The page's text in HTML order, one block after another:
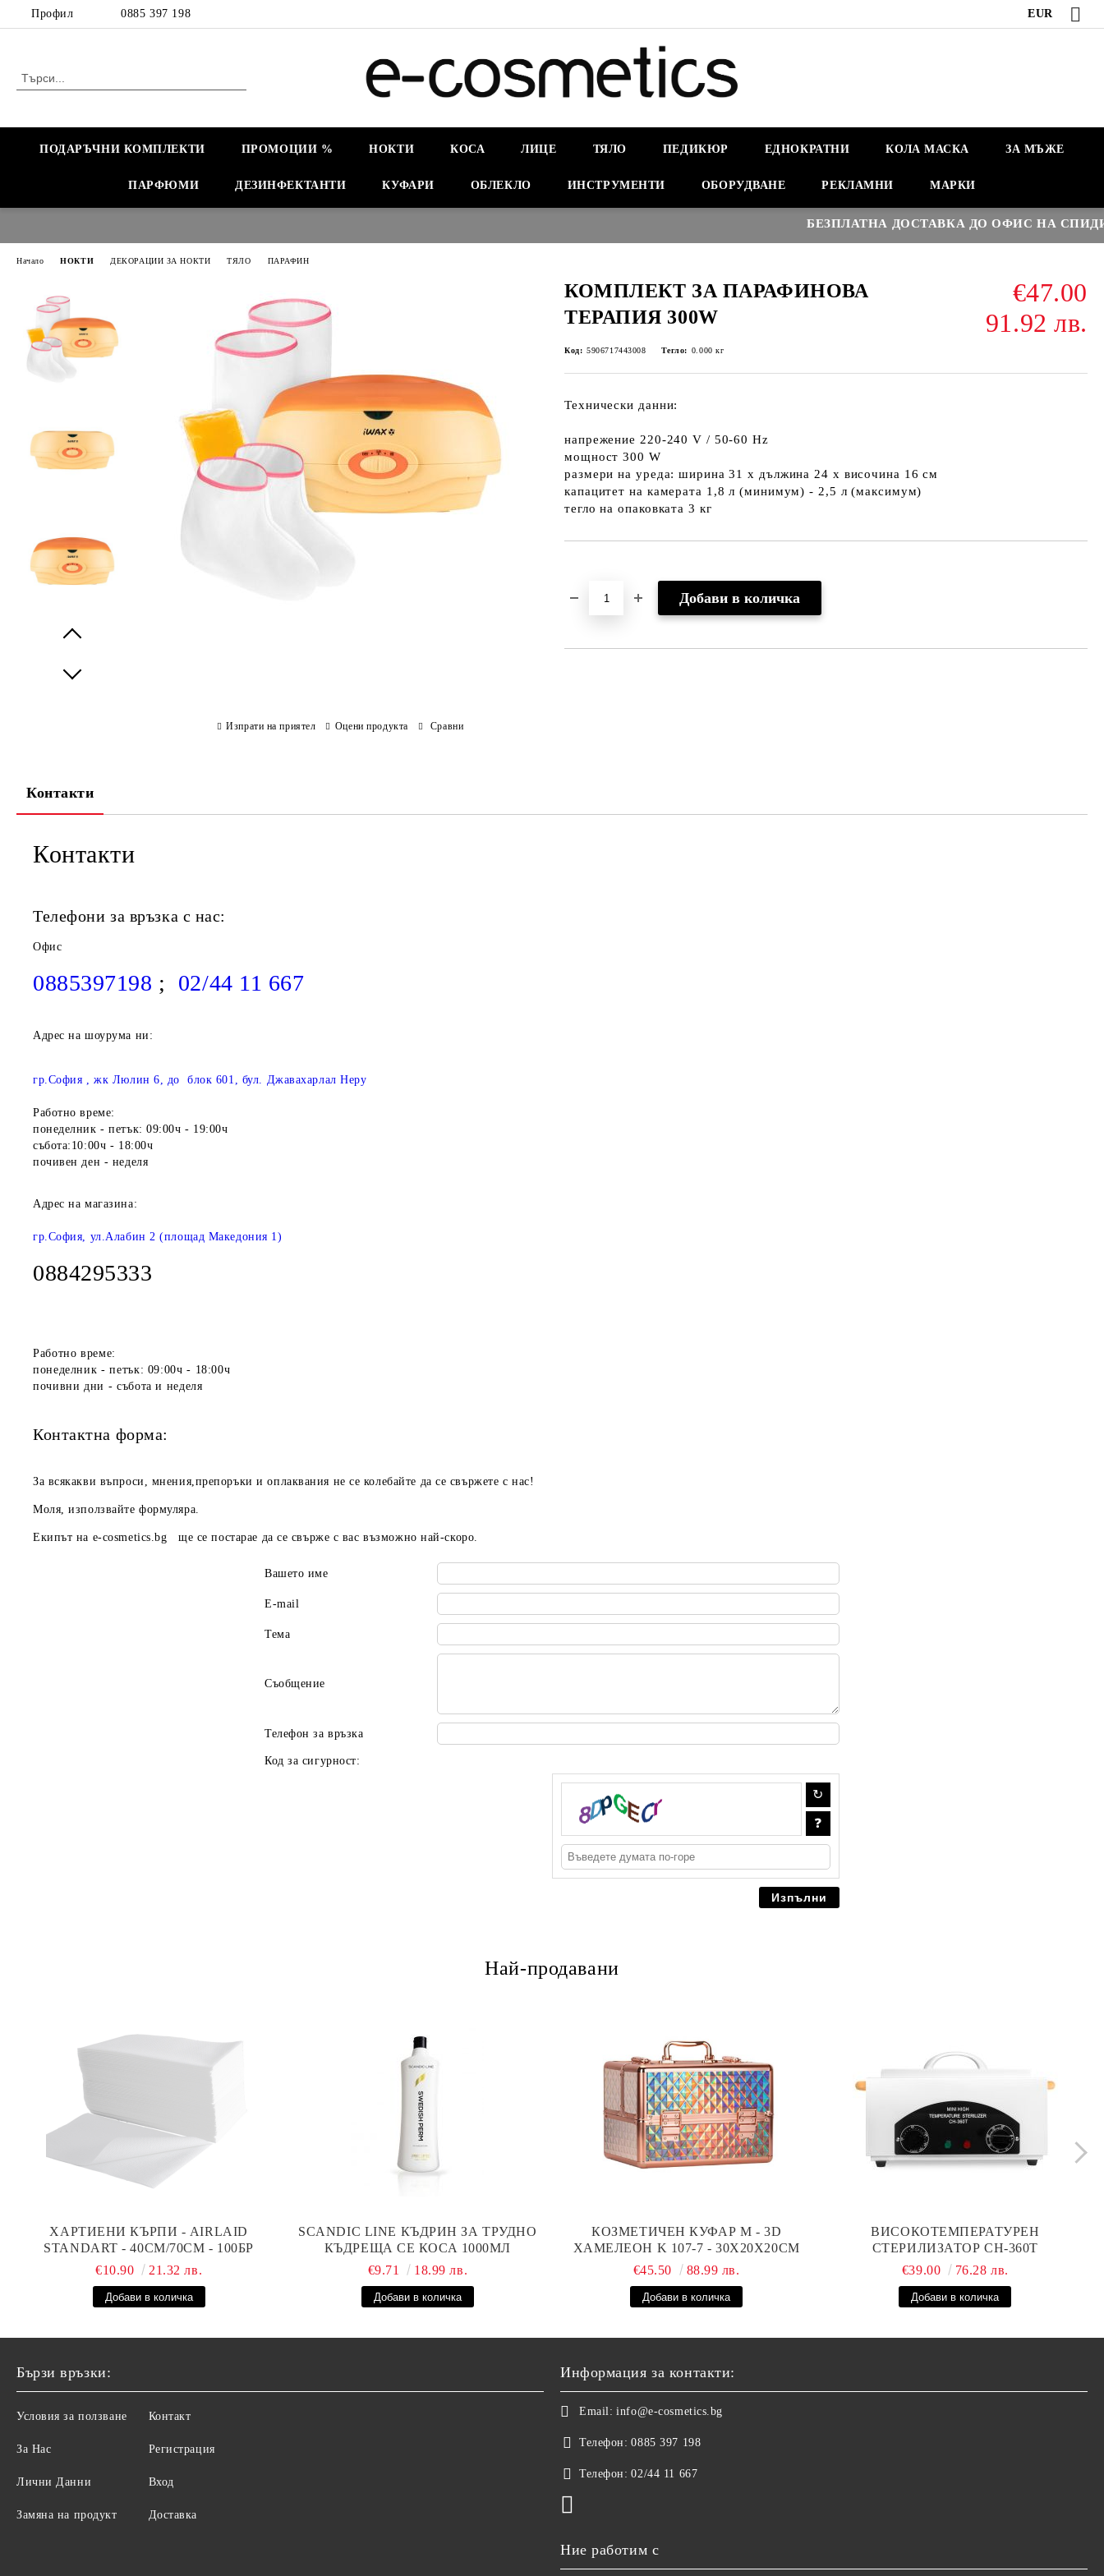
Профил 0885 397 198 EUR
ПОДАРЪЧНИ КОМПЛЕКТИ ПРОМОЦИИ % НОКТИ КОСА ЛИЦЕ ТЯЛО ПЕДИКЮР ЕДНОКРАТНИ КОЛА МАСКА ЗА МЪЖЕ
ПАРФЮМИ ДЕЗИНФЕКТАНТИ КУФАРИ ОБЛЕКЛО ИНСТРУМЕНТИ ОБОРУДВАНЕ РЕКЛАМНИ МАРКИ
БЕЗПЛАТНА ДОСТАВКА ДО ОФИС НА СПИДИ
Начало НОКТИ ДЕКОРАЦИИ ЗА НОКТИ ТЯЛО ПАРАФИН
КОМПЛЕКТ ЗА ПАРАФИНОВА
ТЕРАПИЯ 300W
€47.00
91.92 лв.
Код: 5906717443008 Тегло: 0.000 кг
Технически данни:
напрежение 220-240 V / 50-60 Hz
мощност 300 W
размери на уреда: ширина 31 x дължина 24 x височина 16 см
капацитет на камерата 1,8 л (минимум) - 2,5 л (максимум)
тегло на опаковката 3 кг
Изпрати на приятел Оцени продукта Сравни
Контакти
Контакти
Телефони за връзка с нас:
Офис
0885397198 ; 02/44 11 667
Адрес на шоурума ни:
гр.София , жк Люлин 6, до блок 601, бул. Джавахарлал Неру
Работно време:
понеделник - петък: 09:00ч - 19:00ч
събота:10:00ч - 18:00ч
почивен ден - неделя
Адрес на магазина:
гр.София, ул.Алабин 2 (площад Македония 1)
0884295333
Работно време:
понеделник - петък: 09:00ч - 18:00ч
почивни дни - събота и неделя
Контактна форма:
За всякакви въпроси, мнения,препоръки и оплаквания не се колебайте да се свържете с нас!
Моля, използвайте формуляра.
Екипът на e-cosmetics.bg ще се постарае да се свърже с вас възможно най-скоро.
Вашето име
E-mail
Тема
Съобщение
Телефон за връзка
Код за сигурност:
Най-продавани
ХАРТИЕНИ КЪРПИ - AIRLAID
STANDART - 40СМ/70СМ - 100БР
€10.90
21.32 лв.
SCANDIC LINE КЪДРИН ЗА ТРУДНО
КЪДРЕЩА СЕ КОСА 1000МЛ
€9.71
18.99 лв.
КОЗМЕТИЧЕН КУФАР М - 3D
ХАМЕЛЕОН K 107-7 - 30X20X20СМ
€45.50
88.99 лв.
ВИСОКОТЕМПЕРАТУРЕН
СТЕРИЛИЗАТОР CH-360T
€39.00
76.28 лв.
Бързи връзки:
Условия за ползване
За Нас
Лични Данни
Замяна на продукт
Контакт
Регистрация
Вход
Доставка
Информация за контакти:
Email: info@e-cosmetics.bg
Телефон: 0885 397 198
Телефон: 02/44 11 667
Ние работим с